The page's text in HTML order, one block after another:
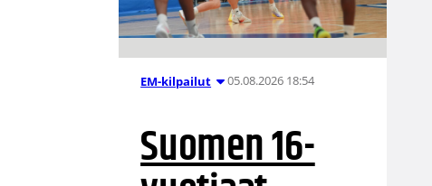
EM-kilpailut 05.08.2026 18:54
Suomen 16-